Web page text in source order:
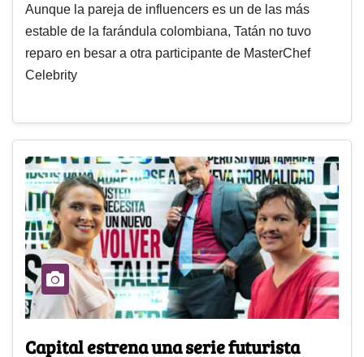
Aunque la pareja de influencers es un de las más
estable de la farándula colombiana, Tatán no tuvo
reparo en besar a otra participante de MasterChef
Celebrity
Capital estrena una serie futurista